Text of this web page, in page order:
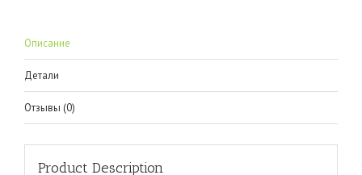
Описание
Детали
Отзывы (0)
Product Description